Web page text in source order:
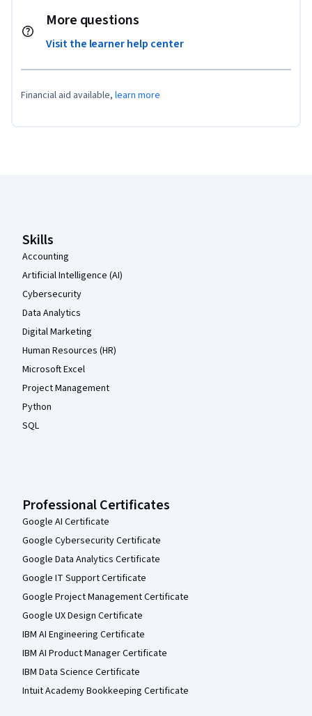
More questions
Visit the learner help center
Financial aid available, learn more
Skills
Accounting
Artificial Intelligence (AI)
Cybersecurity
Data Analytics
Digital Marketing
Human Resources (HR)
Microsoft Excel
Project Management
Python
SQL
Professional Certificates
Google AI Certificate
Google Cybersecurity Certificate
Google Data Analytics Certificate
Google IT Support Certificate
Google Project Management Certificate
Google UX Design Certificate
IBM AI Engineering Certificate
IBM AI Product Manager Certificate
IBM Data Science Certificate
Intuit Academy Bookkeeping Certificate